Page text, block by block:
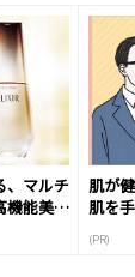
、マルチ
機能美容
肌が
肌を
(PR)